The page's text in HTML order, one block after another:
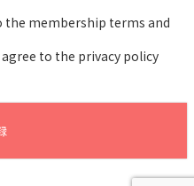
the membership terms and
to the privacy policy